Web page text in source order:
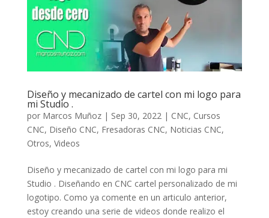
Diseño y mecanizado de cartel con mi logo para
mi Studio .
por Marcos Muñoz| Sep 30, 2022 | CNC, Cursos
CNC, Diseño CNC, Fresadoras CNC, Noticias CNC,
Otros, Videos
Diseño y mecanizado de cartel con mi logo para mi
Studio . Diseñando en CNC cartel personalizado de mi
logotipo. Como ya comente en un articulo anterior,
estoy creando una serie de videos donde realizo el